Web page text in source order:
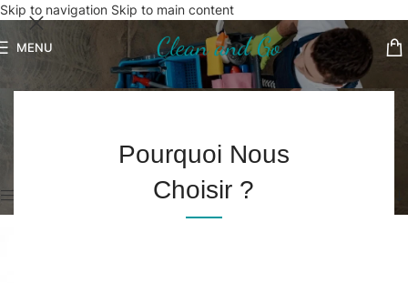
Pourquoi Nous
Choisir ?
Skip to navigation Skip to main content
MENU